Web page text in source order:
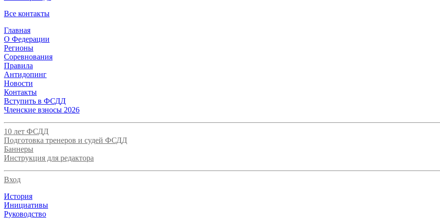
Все контакты
Главная
О Федерации
Регионы
Соревнования
Правила
Антидопинг
Новости
Контакты
Вступить в ФСДД
Членские взносы 2026
10 лет ФСДД
Подготовка тренеров и судей ФСДД
Баннеры
Инструкция для редактора
Вход
История
Инициативы
Руководство